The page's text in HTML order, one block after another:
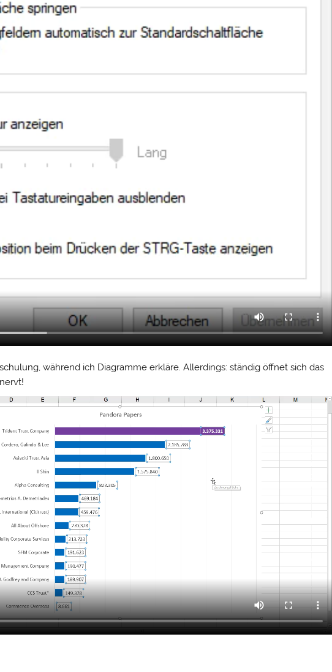
während ich Diagramme erkläre. Allerdings: ständig öffnet sich das